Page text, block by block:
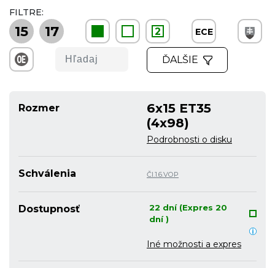
FILTRE:
15 17 2 ECE
ĎALŠIE
Rozmer
6x15 ET35
(4x98)
Podrobnosti o disku
Schválenia Čl.1.6.VOP
Dostupnosť
22 dní (Expres 20
dní )
Iné možnosti a expres